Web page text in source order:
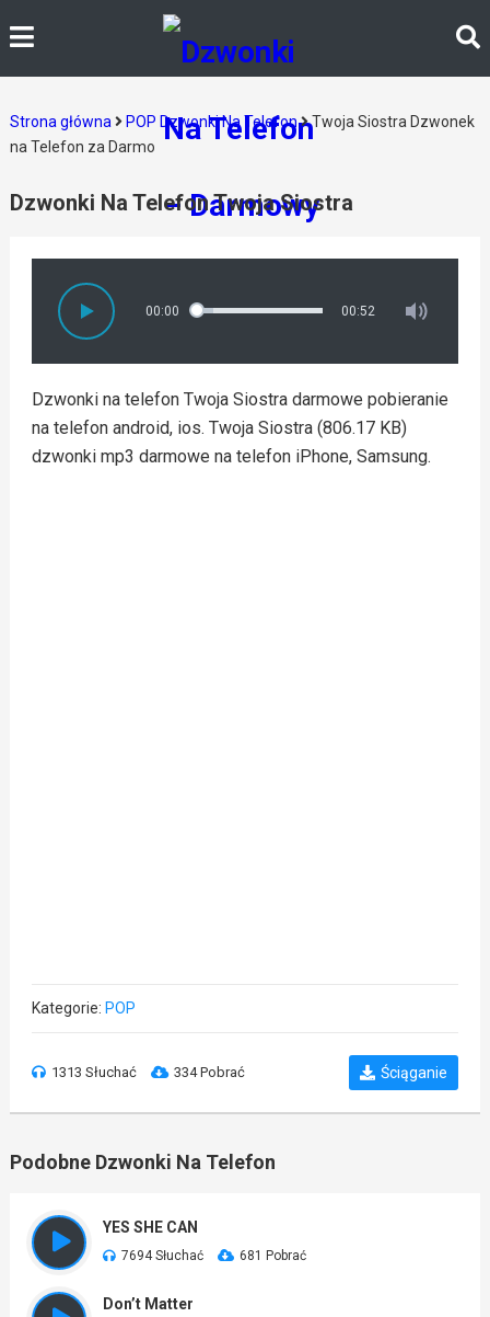
Strona główna POP Dzwonki Na Telefon
Twoja Siostra Dzwonek
na Telefon za Darmo
Dzwonki Na Telefon Twoja Siostra
00:00 00:52
Dzwonki na telefon Twoja Siostra darmowe pobieranie
na telefon android, ios. Twoja Siostra (806.17 KB)
dzwonki mp3 darmowe na telefon iPhone, Samsung.
Kategorie: POP
1313 Słuchać 334 Pobrać Ściąganie
Podobne Dzwonki Na Telefon
YES SHE CAN
7694 Słuchać 681 Pobrać
Don’t Matter